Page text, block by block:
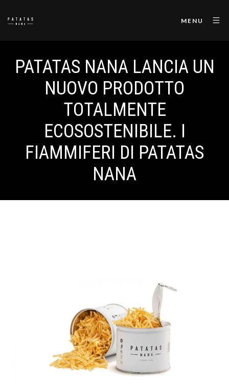
MENU
PATATAS NANA LANCIA UN
NUOVO PRODOTTO
TOTALMENTE
ECOSOSTENIBILE.⁣ I
FIAMMIFERI DI PATATAS
NANA